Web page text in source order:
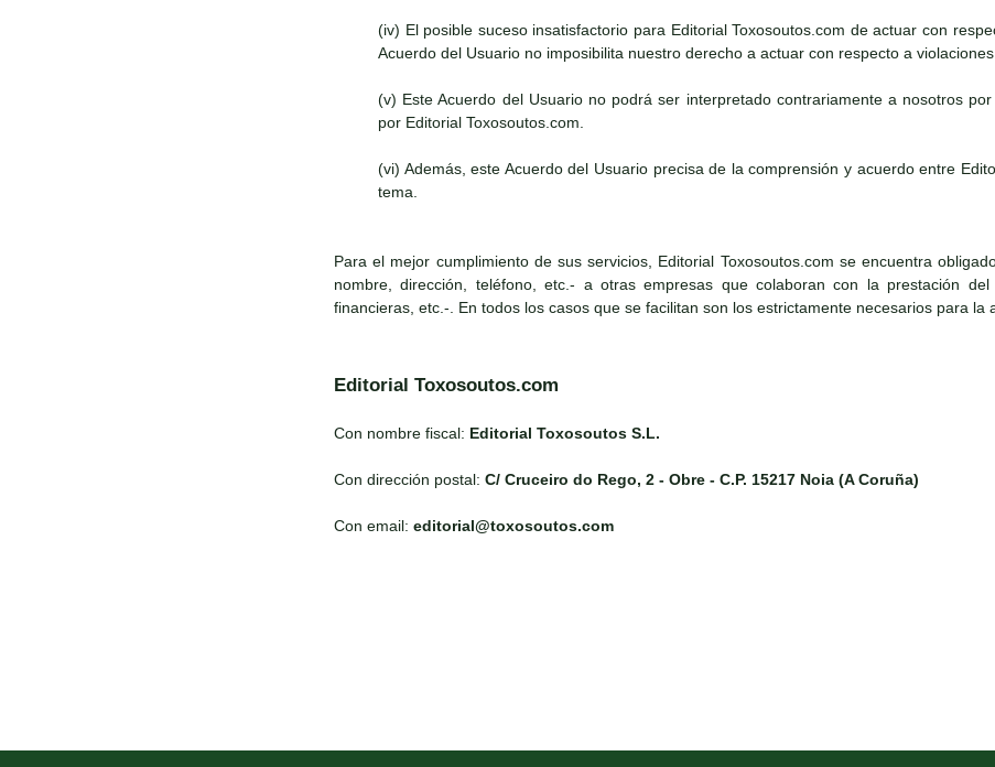
(iv) El posible suceso insatisfactorio para Editorial Toxosoutos.com de actuar con
Acuerdo del Usuario no imposibilita nuestro derecho a actuar con respecto a
(v) Este Acuerdo del Usuario no podrá ser interpretado contrariamente a nosotros
por Editorial Toxosoutos.com.
(vi) Además, este Acuerdo del Usuario precisa de la comprensión y acuerdo entre
tema.
Para el mejor cumplimiento de sus servicios, Editorial Toxosoutos.com se encuentra
nombre, dirección, teléfono, etc.- a otras empresas que colaboran con la prestación del
financieras, etc.-. En todos los casos que se facilitan son los estrictamente necesarios para la
Editorial Toxosoutos.com
Con nombre fiscal: Editorial Toxosoutos S.L.
Con dirección postal: C/ Cruceiro do Rego, 2 - Obre - C.P. 15217 Noia (A Coruña)
Con email: editorial@toxosoutos.com